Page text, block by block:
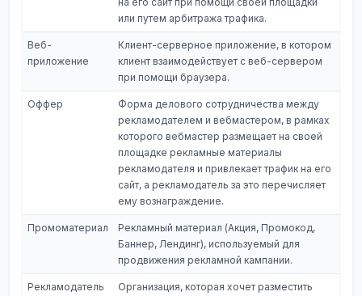
или путем арбитража трафика.
Веб-
приложение
Клиент-серверное приложение, в котором
клиент взаимодействует с веб-сервером
при помощи браузера.
Оффер
Форма делового сотрудничества между
рекламодателем и вебмастером, в рамках
которого вебмастер размещает на своей
площадке рекламные материалы
рекламодателя и привлекает трафик на его
сайт, а рекламодатель за это перечисляет
ему вознаграждение.
Промоматериал
Рекламный материал (Акция, Промокод,
Баннер, Лендинг), используемый для
продвижения рекламной кампании.
Рекламодатель
Организация, которая хочет разместить